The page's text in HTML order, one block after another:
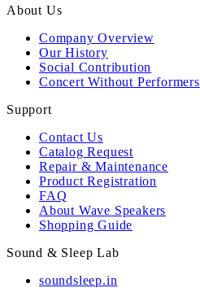
About Us
Company Overview
Our History
Social Contribution
Concert Without Performers
Support
Contact Us
Catalog Request
Repair & Maintenance
Product Registration
FAQ
About Wave Speakers
Shopping Guide
Sound & Sleep Lab
soundsleep.in